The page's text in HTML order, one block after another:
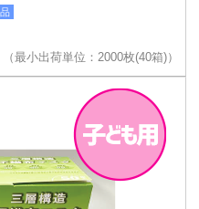
（最小出荷単位：2000枚(40箱)）